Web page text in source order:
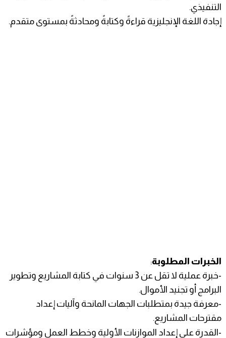
التنفيذي.
إجادة اللغة الإنجليزية قراءةً وكتابةً ومحادثةً بمستوى متقدم.
الخبرات المطلوبة:
-خبرة عملية لا تقل عن 3 سنوات في كتابة المشاريع وتطوير
البرامج أو تجنيد الأموال.
-معرفة جيدة بمتطلبات الجهات المانحة وآليات إعداد
مقترحات المشاريع.
-القدرة على إعداد الموازنات الأولية وخطط العمل ومؤشرات